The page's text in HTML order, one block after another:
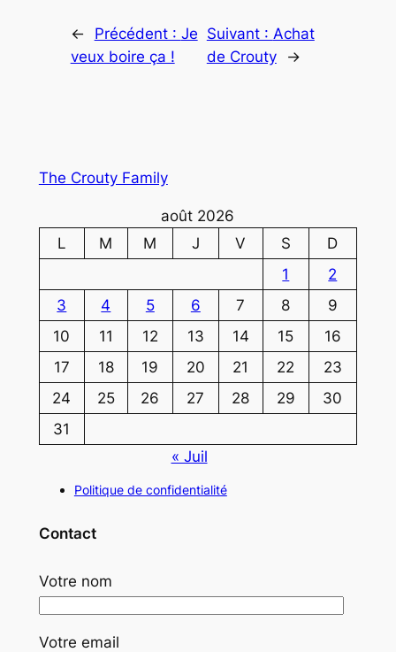
← Précédent : Je
veux boire ça !
Suivant : Achat
de Crouty
→
The Crouty Family
août 2026
L
M M J V S
D
1
2
3
4 5 6 7 8
9
10
11 12 13 14 15
16
17
18 19 20 21 22
23
24
25 26 27 28 29
30
31
« Juil
Politique de confidentialité
Contact
Votre nom
Votre email